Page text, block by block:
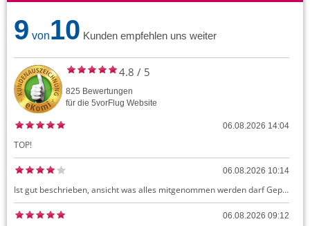
9 von10 Kunden empfehlen uns weiter
4.8 / 5
825 Bewertungen
für die 5vorFlug Website
06.08.2026 14:04
TOP!
06.08.2026 10:14
Ist gut beschrieben, ansicht was alles mitgenommen werden darf Gepäck dürfte auch kostenloses Handgepäck umfassen, ansonsten sehr easy zu machen
06.08.2026 09:12